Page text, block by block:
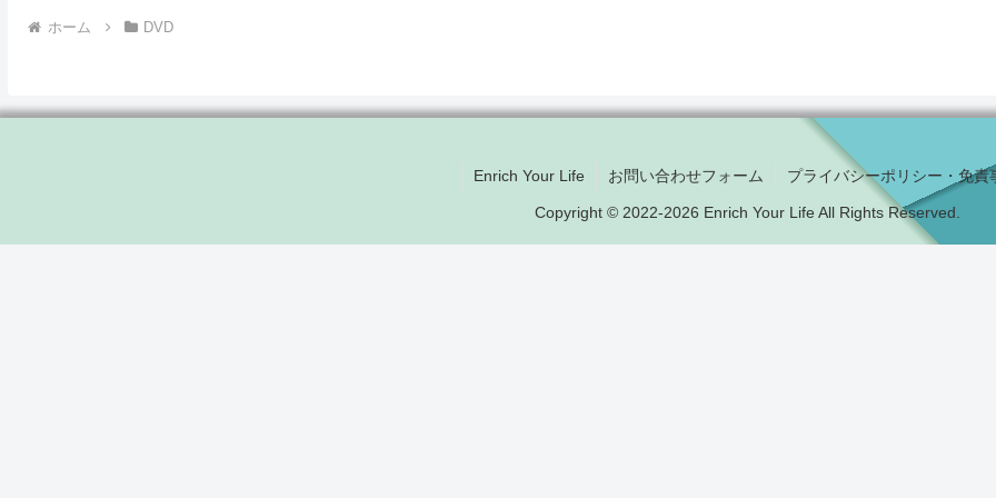
ホーム DVD
Enrich Your Life お問い合わせフォーム プライバシーポリシー・免責
Copyright © 2022-2026 Enrich Your Life All Rights Reserved.